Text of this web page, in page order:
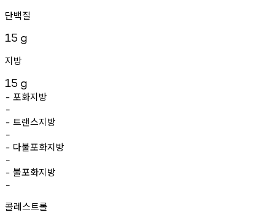
단백질
15 g
지방
15 g
- 포화지방
-
- 트랜스지방
-
- 다불포화지방
-
- 불포화지방
-
콜레스트롤